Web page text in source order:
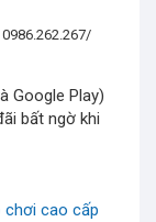
Google Play)
bất ngờ khi
cao cấp